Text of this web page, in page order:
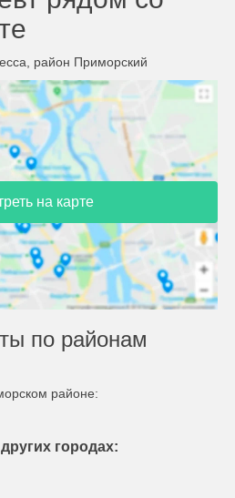
район Приморский
на карте
по районам
районе:
городах: